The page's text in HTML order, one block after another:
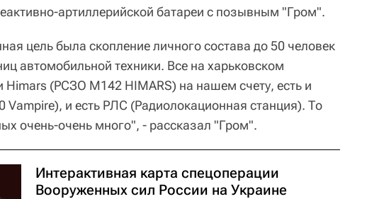
артиллерийской батареи с позывным "Гром".
цель была скопление личного состава до 50 человек
автомобильной техники. Все на харьковском
Himars (РСЗО M142 HIMARS) на нашем счету, есть и
Vampire), и есть РЛС (Радиолокационная станция). То
очень-очень много", - рассказал "Гром".
Интерактивная карта спецоперации
Вооруженных сил России на Украине